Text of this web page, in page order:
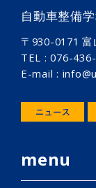
自動車整備
〒930-0171
TEL : 076-
E-mail :
menu